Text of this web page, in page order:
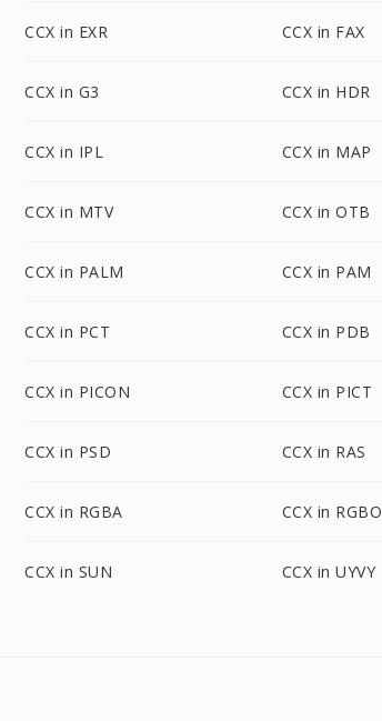
CCX in EXR CCX in FAX
CCX in G3 CCX in HDR
CCX in IPL CCX in MAP
CCX in MTV CCX in OTB
CCX in PALM CCX in PAM
CCX in PCT CCX in PDB
CCX in PICON CCX in PICT
CCX in PSD CCX in RAS
CCX in RGBA CCX in RGBO
CCX in SUN CCX in UYVY